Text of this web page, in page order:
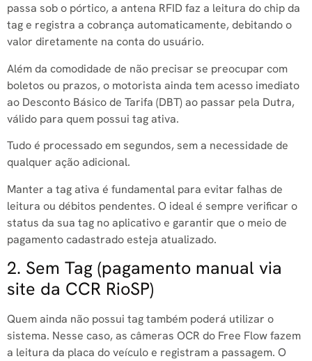
passa sob o pórtico, a antena RFID faz a leitura do chip da
tag e registra a cobrança automaticamente, debitando o
valor diretamente na conta do usuário.
Além da comodidade de não precisar se preocupar com
boletos ou prazos, o motorista ainda tem acesso imediato
ao Desconto Básico de Tarifa (DBT) ao passar pela Dutra,
válido para quem possui tag ativa.
Tudo é processado em segundos, sem a necessidade de
qualquer ação adicional.
Manter a tag ativa é fundamental para evitar falhas de
leitura ou débitos pendentes. O ideal é sempre verificar o
status da sua tag no aplicativo e garantir que o meio de
pagamento cadastrado esteja atualizado.
2. Sem Tag (pagamento manual via
site da CCR RioSP)
Quem ainda não possui tag também poderá utilizar o
sistema. Nesse caso, as câmeras OCR do Free Flow fazem
a leitura da placa do veículo e registram a passagem. O